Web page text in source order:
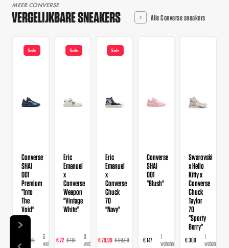
MEER CONVERSE
VERGELIJKBARE SNEAKERS Alle Converse sneakers
Sale
Converse
SHAI
001
Premium
"Into
The
Void"
€ 150
5
webshops
Sale
Eric
Emanuel
x
Converse
Weapon
"Vintage
White"
€ 72 € 110
3
webshops
Sale
Eric
Emanuel
x
Converse
Chuck
70
"Navy"
€ 79,99 € 99,99
webshops
Converse
SHAI
001
"Blush"
€ 147
1
webshop
Swarovski
x Hello
Kitty x
Converse
Chuck
Taylor
70
"Sporty
Berry"
€ 300
1
webshop